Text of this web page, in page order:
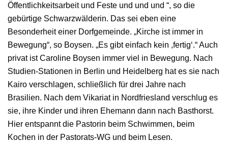
Öffentlichkeitsarbeit und Feste und und und “, so die
gebürtige Schwarzwälderin. Das sei eben eine
Besonderheit einer Dorfgemeinde. „Kirche ist immer in
Bewegung“, so Boysen. „Es gibt einfach kein ,fertig‘.“ Auch
privat ist Caroline Boysen immer viel in Bewegung. Nach
Studien-Stationen in Berlin und Heidelberg hat es sie nach
Kairo verschlagen, schließlich für drei Jahre nach
Brasilien. Nach dem Vikariat in Nordfriesland verschlug es
sie, ihre Kinder und ihren Ehemann dann nach Basthorst.
Hier entspannt die Pastorin beim Schwimmen, beim
Kochen in der Pastorats-WG und beim Lesen.